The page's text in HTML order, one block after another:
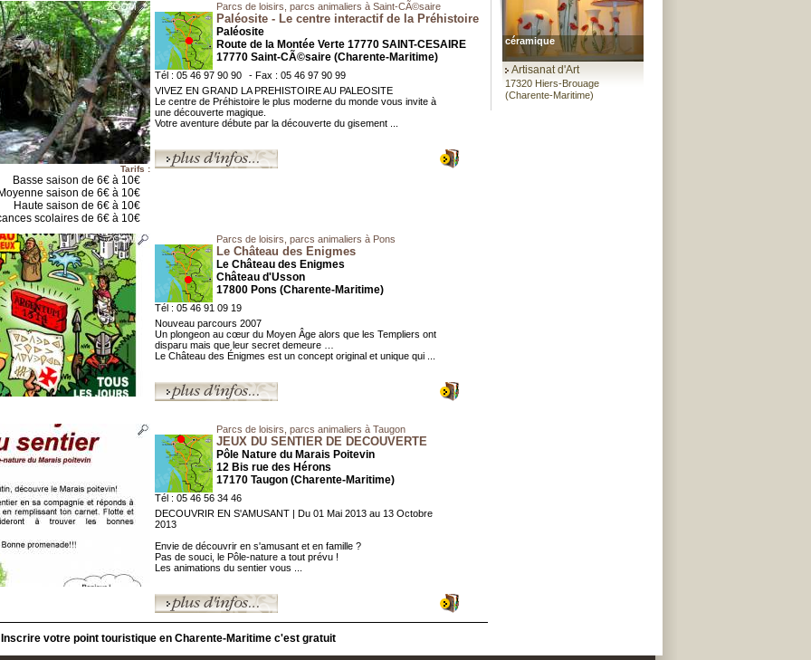
Tarifs :
Basse saison de 6€ à 10€
saison de 6€ à 10€
Haute saison de 6€ à 10€
scolaires de 6€ à 10€
Parcs de loisirs, parcs animaliers à Saint-CÃ©saire
Paléosite - Le centre interactif de la Préhistoire
Paléosite
Route de la Montée Verte 17770 SAINT-CESAIRE
17770 Saint-CÃ©saire (Charente-Maritime)
Tél : 05 46 97 90 90
- Fax : 05 46 97 90 99
VIVEZ EN GRAND LA PREHISTOIRE AU PALEOSITE
Le centre de Préhistoire le plus moderne du monde vous invite à
une découverte magique.
Votre aventure débute par la découverte du gisement ...
Parcs de loisirs, parcs animaliers à Pons
Le Château des Enigmes
Le Château des Enigmes
Château d'Usson
17800 Pons (Charente-Maritime)
Tél : 05 46 91 09 19
Nouveau parcours 2007
Un plongeon au cœur du Moyen Âge alors que les Templiers ont
disparu mais que leur secret demeure …
Le Château des Énigmes est un concept original et unique qui ...
Parcs de loisirs, parcs animaliers à Taugon
JEUX DU SENTIER DE DECOUVERTE
Pôle Nature du Marais Poitevin
12 Bis rue des Hérons
17170 Taugon (Charente-Maritime)
Tél : 05 46 56 34 46
DECOUVRIR EN S'AMUSANT | Du 01 Mai 2013 au 13 Octobre
2013
Envie de découvrir en s'amusant et en famille ?
Pas de souci, le Pôle-nature a tout prévu !
Les animations du sentier vous ...
Inscrire votre point touristique en Charente-Maritime c'est gratuit
céramique
Artisanat d'Art
17320 Hiers-Brouage
(Charente-Maritime)